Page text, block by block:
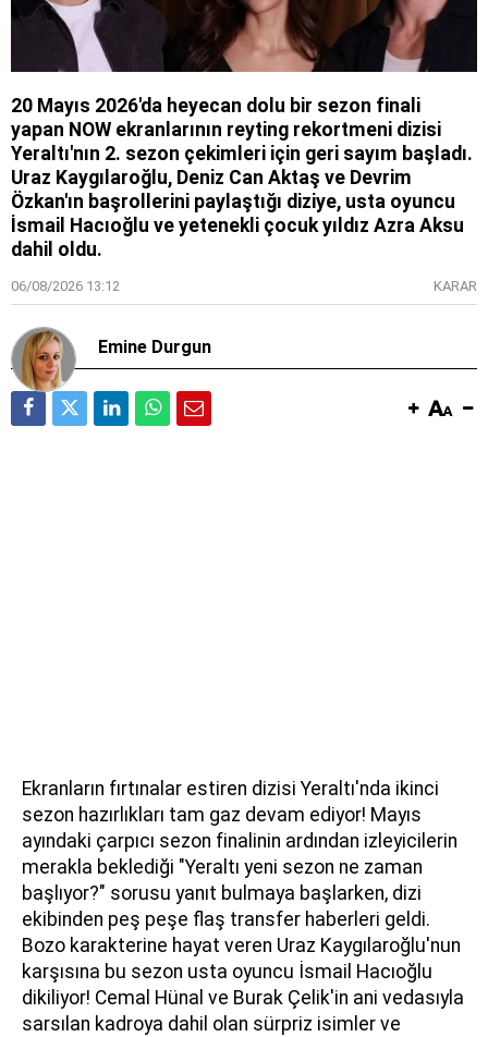
20 Mayıs 2026'da heyecan dolu bir sezon finali
yapan NOW ekranlarının reyting rekortmeni dizisi
Yeraltı'nın 2. sezon çekimleri için geri sayım başladı.
Uraz Kaygılaroğlu, Deniz Can Aktaş ve Devrim
Özkan'ın başrollerini paylaştığı diziye, usta oyuncu
İsmail Hacıoğlu ve yetenekli çocuk yıldız Azra Aksu
dahil oldu.
06/08/2026 13:12 KARAR
Emine Durgun
Ekranların fırtınalar estiren dizisi Yeraltı'nda ikinci
sezon hazırlıkları tam gaz devam ediyor! Mayıs
ayındaki çarpıcı sezon finalinin ardından izleyicilerin
merakla beklediği "Yeraltı yeni sezon ne zaman
başlıyor?" sorusu yanıt bulmaya başlarken, dizi
ekibinden peş peşe flaş transfer haberleri geldi.
Bozo karakterine hayat veren Uraz Kaygılaroğlu'nun
karşısına bu sezon usta oyuncu İsmail Hacıoğlu
dikiliyor! Cemal Hünal ve Burak Çelik'in ani vedasıyla
sarsılan kadroya dahil olan sürpriz isimler ve